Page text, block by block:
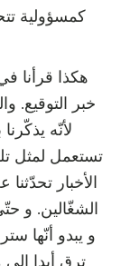
كمسؤولية
هكذا قرأنا
خبر التوقيع.
لأنّه
تستعمل لمثل
الأخبار
الشغّالين. و
و يبدو أنّها